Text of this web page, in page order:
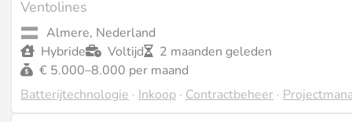
Ventolines
Almere, Nederland
Hybride
Voltijd
2 maanden geleden
€ 5.000–8.000 per maand
Batterijtechnologie · Inkoop · Contractbeheer ·